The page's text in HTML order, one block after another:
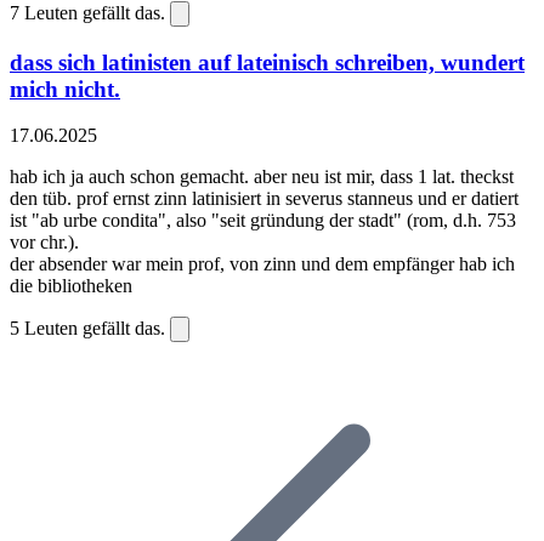
7 Leuten gefällt das.
dass sich latinisten auf lateinisch schreiben, wundert
mich nicht.
17.06.2025
hab ich ja auch schon gemacht. aber neu ist mir, dass 1 lat. theckst
den tüb. prof ernst zinn latinisiert in severus stanneus und er datiert
ist "ab urbe condita", also "seit gründung der stadt" (rom, d.h. 753
vor chr.).
der absender war mein prof, von zinn und dem empfänger hab ich
die bibliotheken
5 Leuten gefällt das.